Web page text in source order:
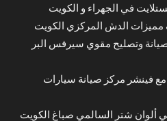
في الجهراء و الكويت
الدش المركزي الكويت
وتصليح مقوي سيرفس البر
مع فينشر مركز صيانة سيارات
ألوان شتر السالمي صباغ الكويت